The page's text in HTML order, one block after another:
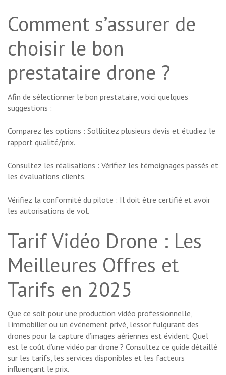
Comment s’assurer de
choisir le bon
prestataire drone ?
Afin de sélectionner le bon prestataire, voici quelques
suggestions :
Comparez les options : Sollicitez plusieurs devis et étudiez le
rapport qualité/prix.
Consultez les réalisations : Vérifiez les témoignages passés et
les évaluations clients.
Vérifiez la conformité du pilote : Il doit être certifié et avoir
les autorisations de vol.
Tarif Vidéo Drone : Les
Meilleures Offres et
Tarifs en 2025
Que ce soit pour une production vidéo professionnelle,
l’immobilier ou un événement privé, l’essor fulgurant des
drones pour la capture d’images aériennes est évident. Quel
est le coût d’une vidéo par drone ? Consultez ce guide détaillé
sur les tarifs, les services disponibles et les facteurs
influençant le prix.